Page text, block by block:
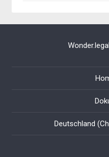
Wonder.legal
Deutschland